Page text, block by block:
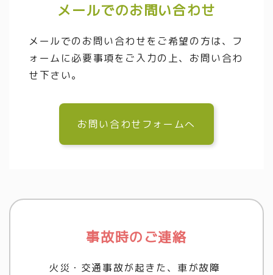
メールでのお問い合わせ
メールでのお問い合わせをご希望の方は、フ
ォームに必要事項をご入力の上、お問い合わ
せ下さい。
お問い合わせフォームへ
事故時のご連絡
火災・交通事故が起きた、車が故障